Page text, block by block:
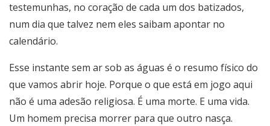
testemunhas, no coração de cada um dos batizados,
num dia que talvez nem eles saibam apontar no
calendário.
Esse instante sem ar sob as águas é o resumo físico do
que vamos abrir hoje. Porque o que está em jogo aqui
não é uma adesão religiosa. É uma morte. E uma vida.
Um homem precisa morrer para que outro nasça.